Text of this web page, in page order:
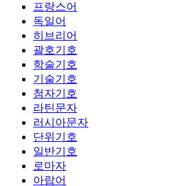
프랑스어
독일어
히브리어
괄호기호
학술기호
기술기호
첨자기호
라틴문자
러시아문자
단위기호
일반기호
로마자
아랍어